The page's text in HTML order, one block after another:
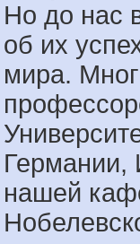
Но до нас
об их
мира.
Германии,
нашей